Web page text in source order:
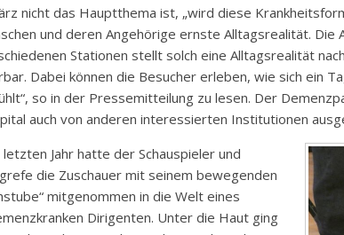
nicht das Hauptthema ist, „wird diese
und deren Angehörige ernste Alltagsrealität. Die
Stationen stellt solch eine Alltagsrealität
Dabei können die Besucher erleben, wie sich ein
so in der Pressemitteilung zu lesen. Der
auch von anderen interessierten Institutionen
Jahr hatte der Schauspieler und
die Zuschauer mit seinem bewegenden
mitgenommen in die Welt eines
Dirigenten. Unter die Haut ging